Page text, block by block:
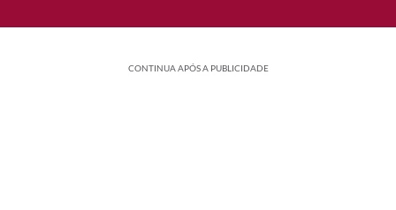
CONTINUA APÓS A PUBLICIDADE